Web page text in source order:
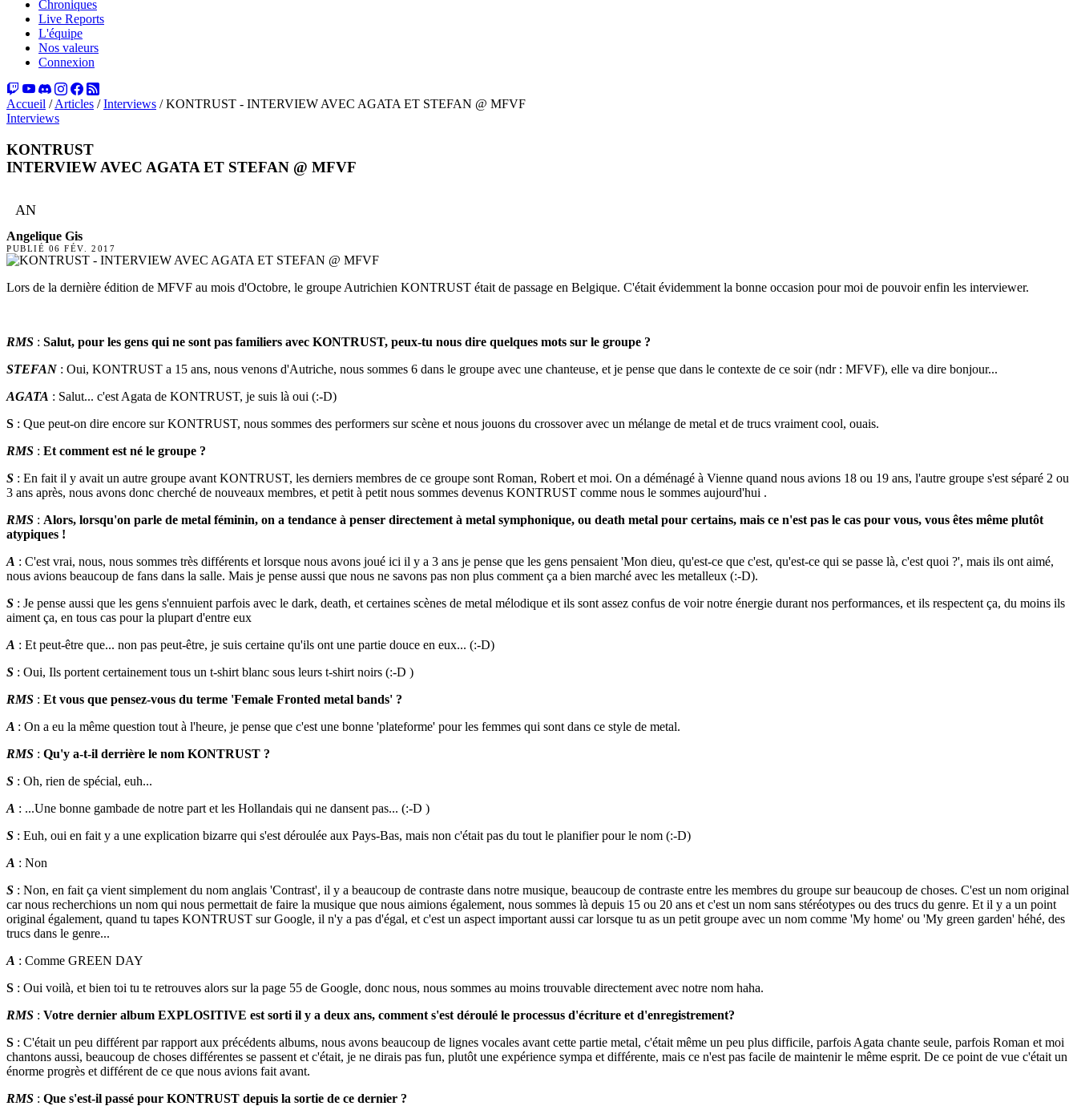
Chroniques
Live Reports
L'équipe
Nos valeurs
Connexion
Accueil / Articles / Interviews / KONTRUST - INTERVIEW AVEC AGATA ET STEFAN @ MFVF
Interviews
KONTRUST
INTERVIEW AVEC AGATA ET STEFAN @ MFVF
AN
Angelique Gis
PUBLIÉ 06 FÉV. 2017
Lors de la dernière édition de MFVF au mois d'Octobre, le groupe Autrichien KONTRUST était de passage en Belgique. C'était évidemment la bonne occasion pour moi de pouvoir enfin les interviewer.
RMS : Salut, pour les gens qui ne sont pas familiers avec KONTRUST, peux-tu nous dire quelques mots sur le groupe ?
STEFAN : Oui, KONTRUST a 15 ans, nous venons d'Autriche, nous sommes 6 dans le groupe avec une chanteuse, et je pense que dans le contexte de ce soir (ndr : MFVF), elle va dire bonjour...
AGATA : Salut... c'est Agata de KONTRUST, je suis là oui (:-D)
S : Que peut-on dire encore sur KONTRUST, nous sommes des performers sur scène et nous jouons du crossover avec un mélange de metal et de trucs vraiment cool, ouais.
RMS : Et comment est né le groupe ?
S : En fait il y avait un autre groupe avant KONTRUST, les derniers membres de ce groupe sont Roman, Robert et moi. On a déménagé à Vienne quand nous avions 18 ou 19 ans, l'autre groupe s'est séparé 2 ou
3 ans après, nous avons donc cherché de nouveaux membres, et petit à petit nous sommes devenus KONTRUST comme nous le sommes aujourd'hui .
RMS : Alors, lorsqu'on parle de metal féminin, on a tendance à penser directement à metal symphonique, ou death metal pour certains, mais ce n'est pas le cas pour vous, vous êtes même plutôt
atypiques !
A : C'est vrai, nous, nous sommes très différents et lorsque nous avons joué ici il y a 3 ans je pense que les gens pensaient 'Mon dieu, qu'est-ce que c'est, qu'est-ce qui se passe là, c'est quoi ?', mais ils ont aimé,
nous avions beaucoup de fans dans la salle. Mais je pense aussi que nous ne savons pas non plus comment ça a bien marché avec les metalleux (:-D).
S : Je pense aussi que les gens s'ennuient parfois avec le dark, death, et certaines scènes de metal mélodique et ils sont assez confus de voir notre énergie durant nos performances, et ils respectent ça, du moins ils
aiment ça, en tous cas pour la plupart d'entre eux
A : Et peut-être que... non pas peut-être, je suis certaine qu'ils ont une partie douce en eux... (:-D)
S : Oui, Ils portent certainement tous un t-shirt blanc sous leurs t-shirt noirs (:-D )
RMS : Et vous que pensez-vous du terme 'Female Fronted metal bands' ?
A : On a eu la même question tout à l'heure, je pense que c'est une bonne 'plateforme' pour les femmes qui sont dans ce style de metal.
RMS : Qu'y a-t-il derrière le nom KONTRUST ?
S : Oh, rien de spécial, euh...
A : ...Une bonne gambade de notre part et les Hollandais qui ne dansent pas... (:-D )
S : Euh, oui en fait y a une explication bizarre qui s'est déroulée aux Pays-Bas, mais non c'était pas du tout le planifier pour le nom (:-D)
A : Non
S : Non, en fait ça vient simplement du nom anglais 'Contrast', il y a beaucoup de contraste dans notre musique, beaucoup de contraste entre les membres du groupe sur beaucoup de choses. C'est un nom original
car nous recherchions un nom qui nous permettait de faire la musique que nous aimions également, nous sommes là depuis 15 ou 20 ans et c'est un nom sans stéréotypes ou des trucs du genre. Et il y a un point
original également, quand tu tapes KONTRUST sur Google, il n'y a pas d'égal, et c'est un aspect important aussi car lorsque tu as un petit groupe avec un nom comme 'My home' ou 'My green garden' héhé, des
trucs dans le genre...
A : Comme GREEN DAY
S : Oui voilà, et bien toi tu te retrouves alors sur la page 55 de Google, donc nous, nous sommes au moins trouvable directement avec notre nom haha.
RMS : Votre dernier album EXPLOSITIVE est sorti il y a deux ans, comment s'est déroulé le processus d'écriture et d'enregistrement?
S : C'était un peu différent par rapport aux précédents albums, nous avons beaucoup de lignes vocales avant cette partie metal, c'était même un peu plus difficile, parfois Agata chante seule, parfois Roman et moi
chantons aussi, beaucoup de choses différentes se passent et c'était, je ne dirais pas fun, plutôt une expérience sympa et différente, mais ce n'est pas facile de maintenir le même esprit. De ce point de vue c'était un
énorme progrès et différent de ce que nous avions fait avant.
RMS : Que s'est-il passé pour KONTRUST depuis la sortie de ce dernier ?